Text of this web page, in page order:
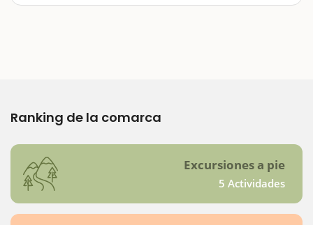
Ranking de la comarca
Excursiones a pie
5 Actividades